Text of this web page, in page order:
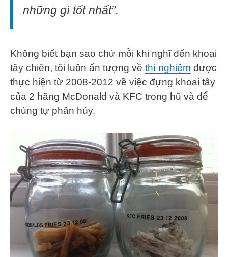
những gì tốt nhất”.
Không biết bạn sao chứ mỗi khi nghĩ đến khoai
tây chiên, tôi luôn ấn tượng về thí nghiệm được
thực hiện từ 2008-2012 về việc đựng khoai tây
của 2 hãng McDonald và KFC trong hũ và để
chúng tự phân hủy.